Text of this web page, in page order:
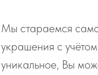
Мы стараемся
украшения с
уникальное, Вы